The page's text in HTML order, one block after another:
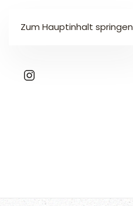
Zum Hauptinhalt springen